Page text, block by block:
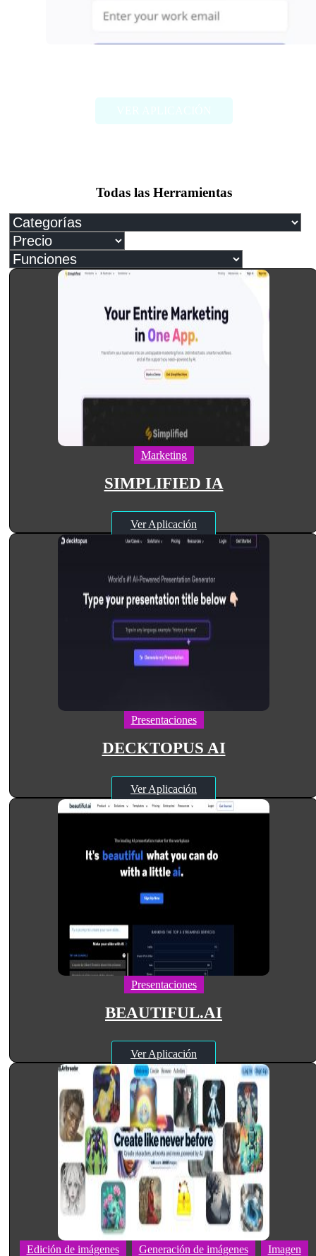
Todas las Herramientas
Marketing
SIMPLIFIED IA
Ver Aplicación
Presentaciones
DECKTOPUS AI
Ver Aplicación
Presentaciones
BEAUTIFUL.AI
Ver Aplicación
Edición de imágenes Generación de imágenes Imagen